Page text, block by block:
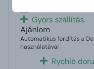
értékelése 6. 12.
Gyors szállítás.
Ajánlom
Automatikus fordítás a
használatával
Rychlé